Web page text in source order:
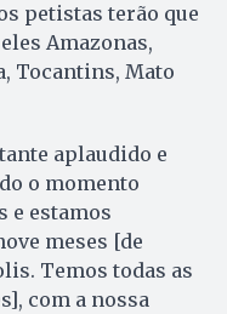
petistas terão que
Amazonas,
Tocantins, Mato
aplaudido e
o momento
e estamos
meses [de
Temos todas as
com a nossa